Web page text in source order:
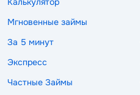
Мгновенные займы
За 5 минут
Экспресс
Частные Займы